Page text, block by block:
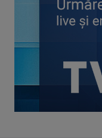
Întâlnire cu jazz-ul